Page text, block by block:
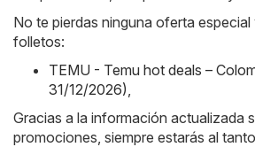
No te pierdas ninguna oferta
folletos:
TEMU - Temu hot deals –
31/12/2026),
Gracias a la información actualizada
promociones, siempre estarás al